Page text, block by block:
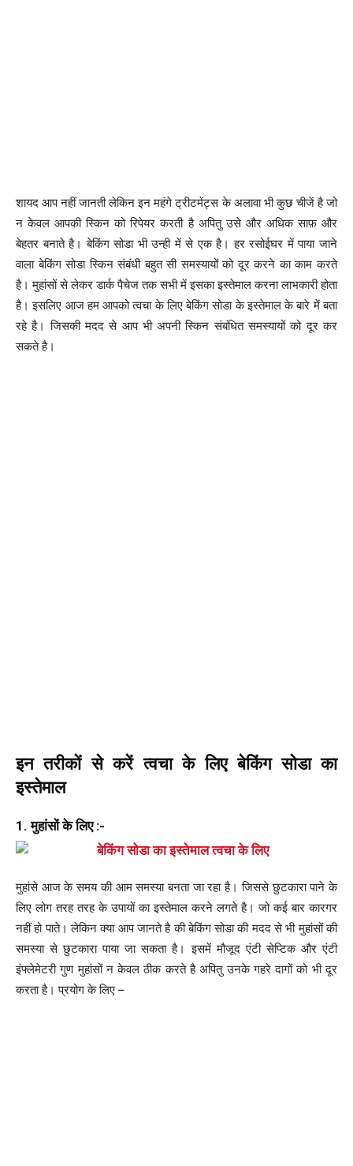
शायद आप नहीं जानती लेकिन इन महंगे ट्रीटमेंट्स के अलावा भी कुछ चीजें है जो
न केवल आपकी स्किन को रिपेयर करती है अपितु उसे और अधिक साफ़ और
बेहतर बनाते है। बेकिंग सोडा भी उन्ही में से एक है। हर रसोईघर में पाया जाने
वाला बेकिंग सोडा स्किन संबंधी बहुत सी समस्यायों को दूर करने का काम करते
है। मुहांसों से लेकर डार्क पैचेज तक सभी में इसका इस्तेमाल करना लाभकारी होता
है। इसलिए आज हम आपको त्वचा के लिए बेकिंग सोडा के इस्तेमाल के बारे में बता
रहे है। जिसकी मदद से आप भी अपनी स्किन संबंधित समस्यायों को दूर कर
सकते है।
इन तरीकों से करें त्वचा के लिए बेकिंग सोडा का
इस्तेमाल
1. मुहांसों के लिए :-
मुहांसे आज के समय की आम समस्या बनता जा रहा है। जिससे छुटकारा पाने के
लिए लोग तरह तरह के उपायों का इस्तेमाल करने लगते है। जो कई बार कारगर
नहीं हो पाते। लेकिन क्या आप जानते है की बेकिंग सोडा की मदद से भी मुहांसों की
समस्या से छुटकारा पाया जा सकता है। इसमें मौजूद एंटी सेप्टिक और एंटी
इंफ्लेमेटरी गुण मुहांसों न केवल ठीक करते है अपितु उनके गहरे दागों को भी दूर
करता है। प्रयोग के लिए –